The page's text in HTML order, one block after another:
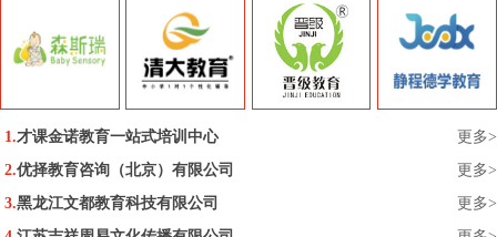
才课金诺教育一站式培训中心
更多>
优择教育咨询（北京）有限公司
更多>
黑龙江文都教育科技有限公司
更多>